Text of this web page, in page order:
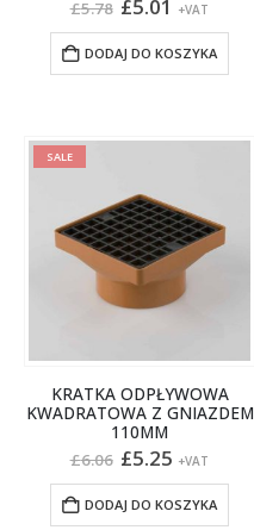
£5.78
wynosiła:
£5.78.
£5.01
wynosi:
£5.01.
+VAT
DODAJ DO KOSZYKA
SALE
KRATKA ODPŁYWOWA
KWADRATOWA Z GNIAZDEM
110MM
£6.06 Pierwotna
wynosiła:
£6.06.
£5.25 Aktualna
wynosi:
£5.25.
+VAT
DODAJ DO KOSZYKA